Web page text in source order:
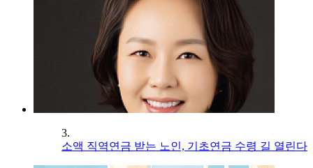
3.
소액 직역연금 받는 노인, 기초연금 수령 길 열린다